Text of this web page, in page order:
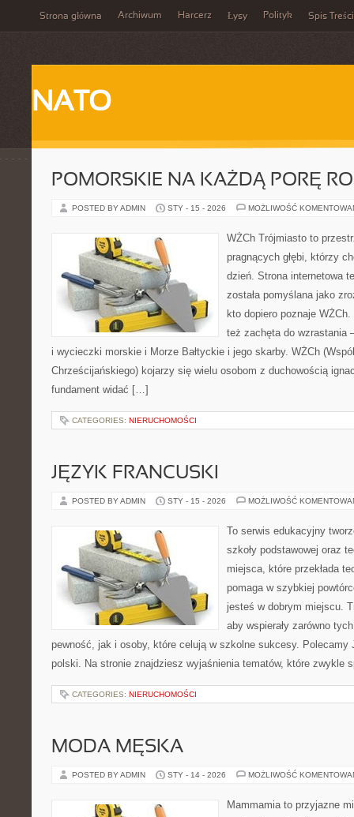
Strona główna Archiwum Harcerz Łysy Polityk Spis Treści
NATO
POMORSKIE NA KAŻDĄ PORĘ
POSTED BY ADMIN STY - 15 - 2026 MOŻLIWOŚĆ
WŻCh Trójmiasto to
pragnących głębi, którzy
dzień. Strona internetowa
została pomyślana jako
kto dopiero poznaje
też zachęta do wzrastania
i wycieczki morskie i Morze Bałtyckie i jego skarby. WŻCh
Chrześcijańskiego) kojarzy się wielu osobom z duchowością
fundament widać […]
CATEGORIES: NIERUCHOMOŚCI
JĘZYK FRANCUSKI
POSTED BY ADMIN STY - 15 - 2026 MOŻLIWOŚĆ
To serwis edukacyjny
szkoły podstawowej oraz
miejsca, które przekłada
pomaga w szybkiej
jesteś w dobrym miejscu.
aby wspierały zarówno
pewność, jak i osoby, które celują w szkolne sukcesy.
polski. Na stronie znajdziesz wyjaśnienia tematów, które zwykle
CATEGORIES: NIERUCHOMOŚCI
MODA MĘSKA
POSTED BY ADMIN STY - 14 - 2026 MOŻLIWOŚĆ
Mammamia to przyjazne